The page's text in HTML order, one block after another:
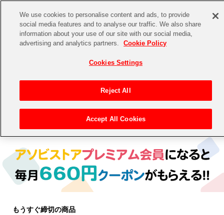
CHANNEL STORE EVENT
ゲーム 電子書籍
アイドルマスターシリーズ
アイドルマスター
アイドルマスター ミリオンライブ！
アイドルマスター SideM
イベントグッズ
トイ・ホビー
> キャラクター > テイルズ オブ シリーズ
もうすぐ締切の商品
We use cookies to personalise content and ads, to provide
social media features and to analyse our traffic. We also share
information about your use of our site with our social media,
advertising and analytics partners.
Cookie Policy
Cookies Settings
Reject All
Accept All Cookies